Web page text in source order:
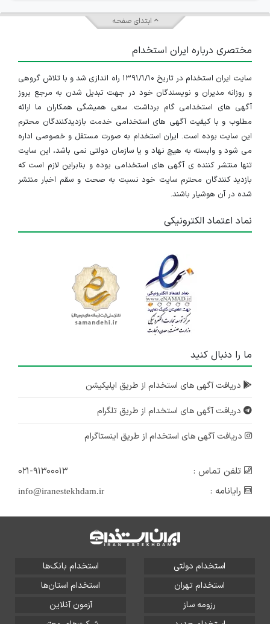
ابتدای صفحه
مختصری درباره ایران استخدام
سایت ایران استخدام در تاریخ ۱۳۹۱/۱/۱۰ راه اندازی شد و با تلاش گروهی
و روزانه مدیران و نویسندگان خود در جهت تبدیل شدن به مرجع بروز
آگهی های استخدامی گام برداشت. سعی همیشگی همکاران ما ارائه
مطلوب و با کیفیت آگهی های استخدامی خدمت بازدیدکنندگان محترم
این سایت بوده است. ایران استخدام به صورت مستقل و خصوصی اداره
می شود و وابسته به هیچ نهاد و یا سازمان دولتی نمی باشد، این سایت
تنها منتشر کننده ی آگهی های استخدامی بوده و بنابراین لازم است که
بازدید کنندگان محترم سایت خود نسبت به صحت و سقم اخبار منتشر
شده در آن هوشیار باشند.
نماد اعتماد الکترونیکی
ما را دنبال کنید
دریافت آگهی های استخدام از طریق اپلیکیشن
دریافت آگهی های استخدام از طریق تلگرام
دریافت آگهی های استخدام از طریق اینستاگرام
تلفن تماس :
۰۲۱-۹۱۳۰۰۰۱۳
رایانامه :
info@iranestekhdam.ir
استخدام دولتی
استخدام بانک‌ها
استخدام تهران
استخدام استان‌ها
رزومه ساز
آزمون آنلاین